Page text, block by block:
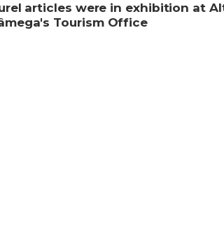
articles were in exhibition at
Tourism Office